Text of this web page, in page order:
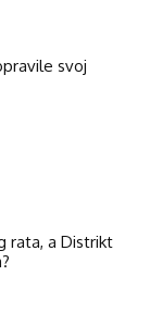
svoj
rata, a Distrikt